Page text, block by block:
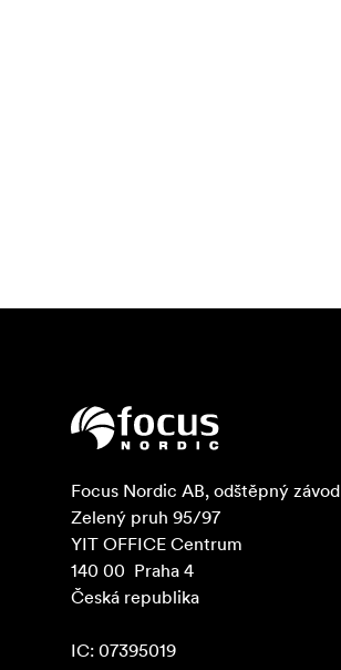
Focus Nordic AB, odštěpný závod
Zelený pruh 95/97
YIT OFFICE Centrum
140 00  Praha 4
Česká republika
IC: 07395019